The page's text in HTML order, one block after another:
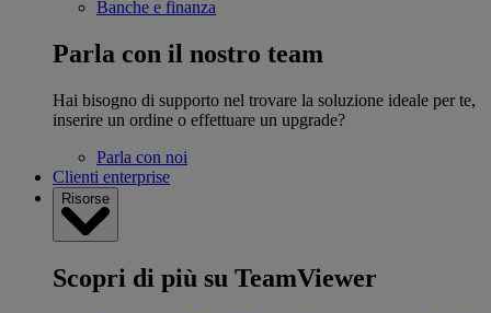
Banche e finanza
Parla con il nostro team
Hai bisogno di supporto nel trovare la soluzione ideale per te,
inserire un ordine o effettuare un upgrade?
Parla con noi
Clienti enterprise
Risorse
Scopri di più su TeamViewer